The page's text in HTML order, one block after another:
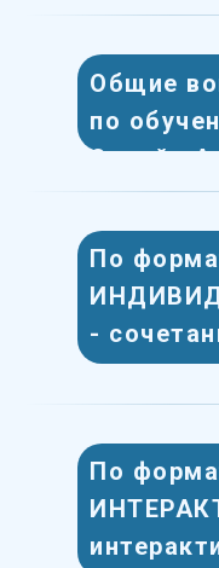
Общие
по
Онлайн
По
-
уроков
По